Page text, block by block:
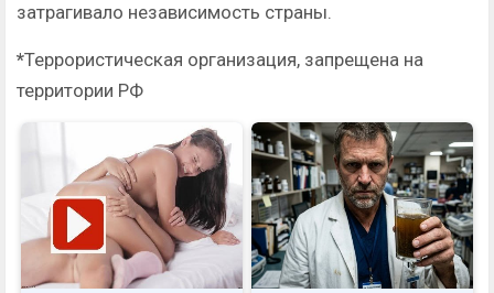
затрагивало независимость страны.
*Террористическая организация, запрещена на
территории РФ